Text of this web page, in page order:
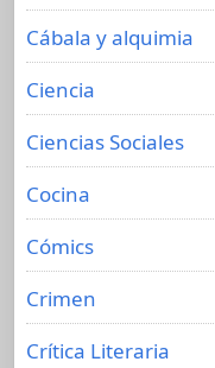
Cábala y alquimia
Ciencia
Ciencias Sociales
Cocina
Cómics
Crimen
Crítica Literaria